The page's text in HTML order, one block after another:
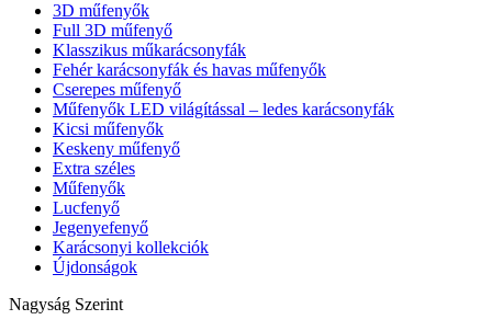
3D műfenyők
Full 3D műfenyő
Klasszikus műkarácsonyfák
Fehér karácsonyfák és havas műfenyők
Cserepes műfenyő
Műfenyők LED világítással – ledes karácsonyfák
Kicsi műfenyők
Keskeny műfenyő
Extra széles
Műfenyők
Lucfenyő
Jegenyefenyő
Karácsonyi kollekciók
Újdonságok
Nagyság Szerint